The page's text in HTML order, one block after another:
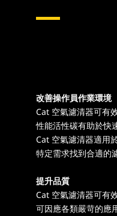
改善操作員作業環境
Cat 空氣濾清器可有
性能活性碳有助於快
Cat 空氣濾清器適用
特定需求找到合適的
提升品質
Cat 空氣濾清器可有
可因應各類嚴苛的應